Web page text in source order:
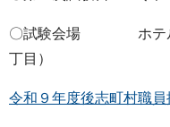
〇試験会場 ホテル第
丁目）
令和９年度後志町村職